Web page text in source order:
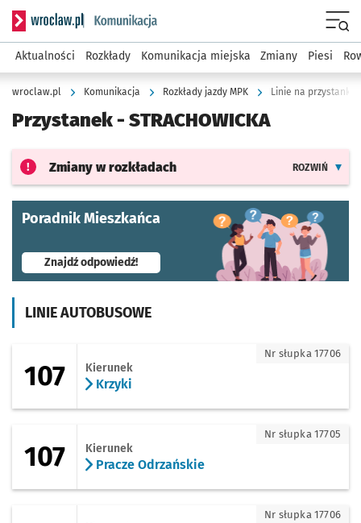
Serwis informacyjny wroclaw.pl podserwis: Komunikacja
Aktualności Rozkłady Komunikacja miejska Zmiany Piesi
wroclaw.pl Komunikacja Rozkłady jazdy MPK Linie na przystanku
Przystanek - STRACHOWICKA
Zmiany w rozkładach ROZWIŃ
Poradnik Mieszkańca
Znajdź odpowiedź!- otworzy się w nowej karcie
LINIE AUTOBUSOWE
107 Kierunek
Krzyki
Nr słupka 17706
107 - kierunek Pracze Odrzańskie
107 Kierunek
Pracze Odrzańskie
Nr słupka 17705
107 - kierunek Zajezdnia Obornicka
Nr słupka 17706